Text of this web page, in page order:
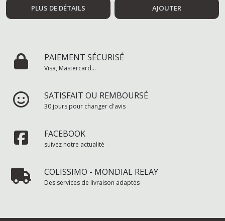
PLUS DE DÉTAILS AJOUTER
PAIEMENT SÉCURISÉ
Visa, Mastercard...
SATISFAIT OU REMBOURSÉ
30 jours pour changer d'avis
FACEBOOK
suivez notre actualité
COLISSIMO - MONDIAL RELAY
Des services de livraison adaptés